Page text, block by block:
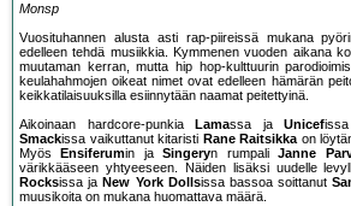
Monsp
Vuosituhannen alusta asti rap-piireissä mukana
edelleen tehdä musiikkia. Kymmenen vuoden aikana
muutaman kerran, mutta hip hop-kulttuurin
keulahahmojen oikeat nimet ovat edelleen hämärän
keikkatilaisuuksilla esiinnytään naamat peitettyinä.
Aikoinaan hardcore-punkia
Lamassa jaUnicef
Smackissa vaikuttanut kitaristi Rane Raitsikkaon
Myös
Ensiferumin jaSingeryn rumpaliJanne
värikkääseen yhtyeeseen. Näiden lisäksi uudelle
Rocksissa ja New York Dollsissa bassoa soittanut
muusikoita on mukana huomattava määrä.